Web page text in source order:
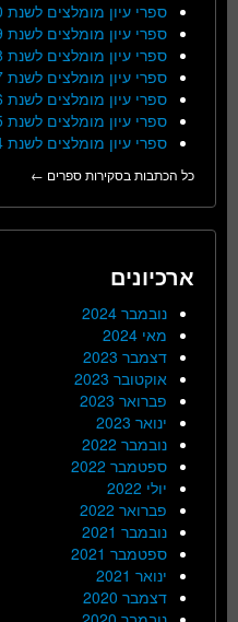
ספרי עיון מומלצים לשנת 2020
ספרי עיון מומלצים לשנת 2019
ספרי עיון מומלצים לשנת 2018
ספרי עיון מומלצים לשנת 2017
ספרי עיון מומלצים לשנת 2016
ספרי עיון מומלצים לשנת 2015
ספרי עיון מומלצים לשנת 2014
כל הכתבות בסקירות ספרים ←
ארכיונים
נובמבר 2024
מאי 2024
דצמבר 2023
אוקטובר 2023
פברואר 2023
ינואר 2023
נובמבר 2022
ספטמבר 2022
יולי 2022
פברואר 2022
נובמבר 2021
ספטמבר 2021
ינואר 2021
דצמבר 2020